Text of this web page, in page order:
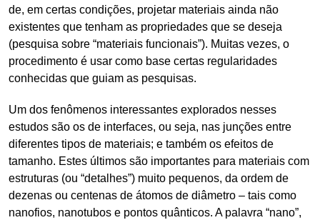
de, em certas condições, projetar materiais ainda não
existentes que tenham as propriedades que se deseja
(pesquisa sobre “materiais funcionais”). Muitas vezes, o
procedimento é usar como base certas regularidades
conhecidas que guiam as pesquisas.
Um dos fenômenos interessantes explorados nesses
estudos são os de interfaces, ou seja, nas junções entre
diferentes tipos de materiais; e também os efeitos de
tamanho. Estes últimos são importantes para materiais com
estruturas (ou “detalhes”) muito pequenos, da ordem de
dezenas ou centenas de átomos de diâmetro – tais como
nanofios, nanotubos e pontos quânticos. A palavra “nano”,